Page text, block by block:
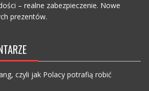
– realne zabezpieczenie. Nowe
prezentów.
czyli jak Polacy potrafią robić